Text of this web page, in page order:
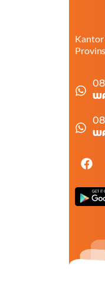
Kantor